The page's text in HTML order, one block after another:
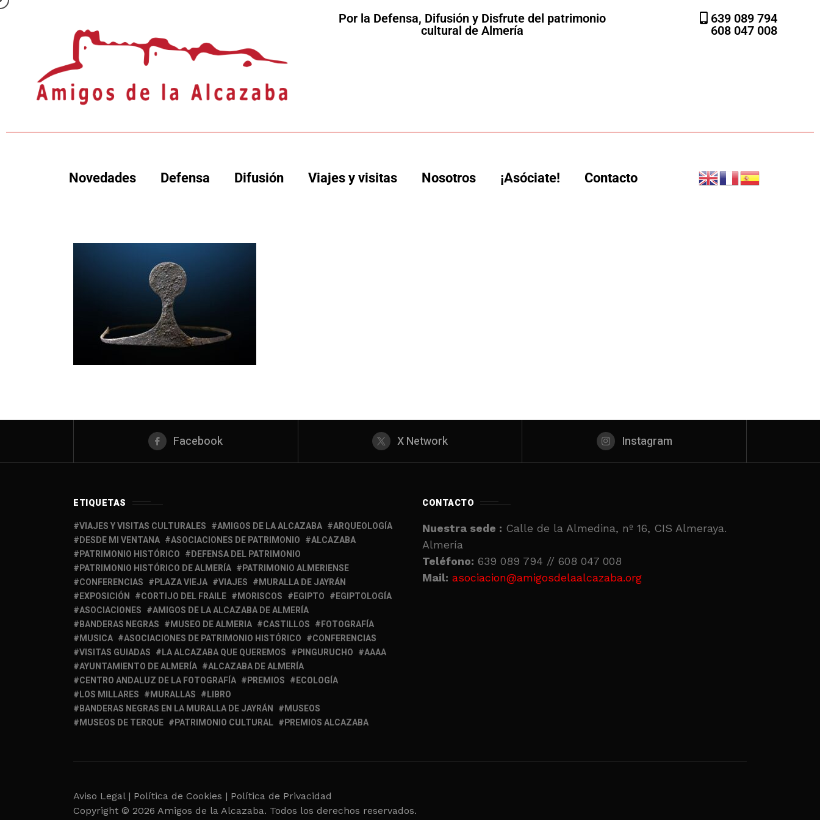
Por la Defensa, Difusión y Disfrute del patrimonio
cultural de Almería
639 089 794
608 047 008
Novedades Defensa Difusión Viajes y visitas Nosotros ¡Asóciate! Contacto
Facebook X Network Instagram
ETIQUETAS
VIAJES Y VISITAS CULTURALES
AMIGOS DE LA ALCAZABA
ARQUEOLOGÍA
DESDE MI VENTANA
ASOCIACIONES DE PATRIMONIO
ALCAZABA
PATRIMONIO HISTÓRICO
DEFENSA DEL PATRIMONIO
PATRIMONIO HISTÓRICO DE ALMERÍA
PATRIMONIO ALMERIENSE
CONFERENCIAS
PLAZA VIEJA VIAJES
MURALLA DE JAYRÁN
EXPOSICIÓN
CORTIJO DEL FRAILE MORISCOS EGIPTO
EGIPTOLOGÍA
ASOCIACIONES
AMIGOS DE LA ALCAZABA DE ALMERÍA
BANDERAS NEGRAS
MUSEO DE ALMERIA CASTILLOS
FOTOGRAFÍA
MUSICA
ASOCIACIONES DE PATRIMONIO HISTÓRICO
CONFERENCIAS
VISITAS GUIADAS
LA ALCAZABA QUE QUEREMOS PINGURUCHO
AAAA
AYUNTAMIENTO DE ALMERÍA
ALCAZABA DE ALMERÍA
CENTRO ANDALUZ DE LA FOTOGRAFÍA
PREMIOS
ECOLOGÍA
LOS MILLARES
MURALLAS
LIBRO
BANDERAS NEGRAS EN LA MURALLA DE JAYRÁN
MUSEOS
MUSEOS DE TERQUE
PATRIMONIO CULTURAL PREMIOS ALCAZABA
CONTACTO
Nuestra sede : Calle de la Almedina, nº 16, CIS Almeraya.
Almería
Teléfono: 639 089 794 // 608 047 008
Mail: asociacion@amigosdelaalcazaba.org
Aviso Legal | Política de Cookies | Política de Privacidad
Copyright © 2026 Amigos de la Alcazaba. Todos los derechos reservados.